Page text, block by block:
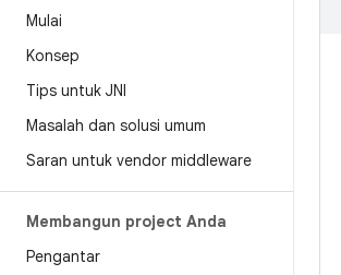
Mulai
Konsep
Tips untuk JNI
Masalah dan solusi umum
Saran untuk vendor middleware
Membangun project Anda
Pengantar